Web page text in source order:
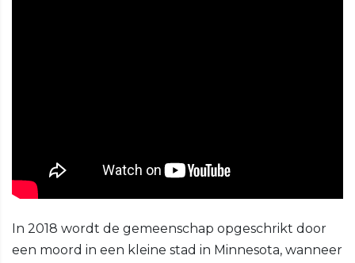
In 2018 wordt de gemeenschap opgeschrikt door
een moord in een kleine stad in Minnesota, wanneer